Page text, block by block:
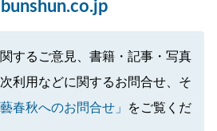
するご意見、書籍・記事・写真
利用などに関するお問合せ、そ
藝春秋へのお問合せ」
をご覧くだ